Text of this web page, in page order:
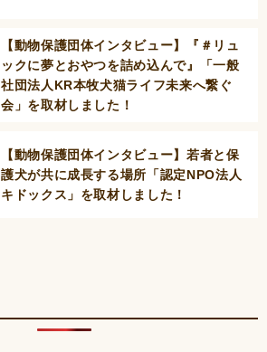
【動物保護団体インタビュー】『＃リュ
ックに夢とおやつを詰め込んで』「一般
社団法人KR本牧犬猫ライフ未来へ繋ぐ
会」を取材しました！
【動物保護団体インタビュー】若者と保
護犬が共に成長する場所「認定NPO法人
キドックス」を取材しました！